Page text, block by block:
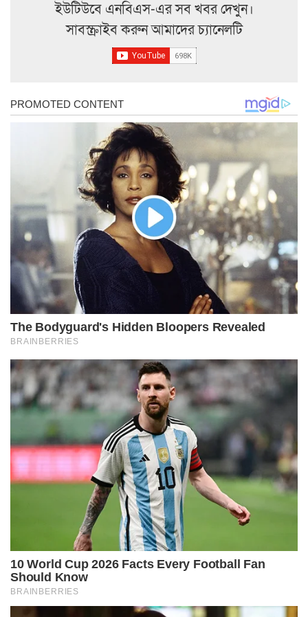
ইউটিউবে এনবিএস-এর সব খবর দেখুন।
সাবস্ক্রাইব করুন আমাদের চ্যানেলটি